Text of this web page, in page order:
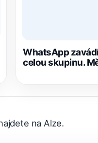
WhatsApp
celou skupinu.
na Alze.